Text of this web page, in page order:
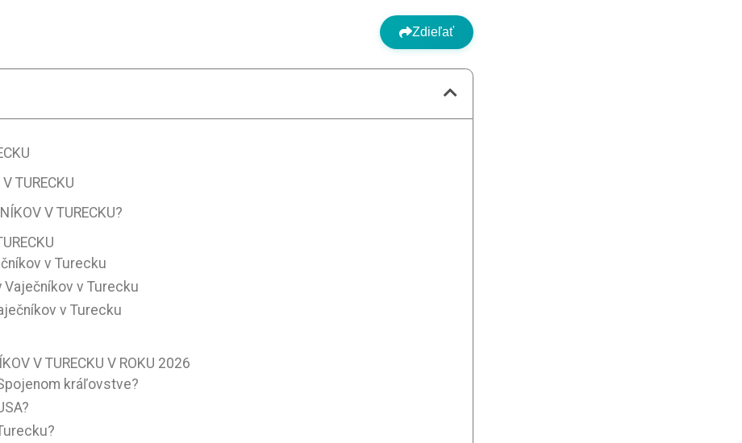
Zdieľať
TURECKU
V TURECKU?
v Turecku
Vaječníkov v Turecku
v Turecku
V TURECKU V ROKU 2026
kráľovstve?